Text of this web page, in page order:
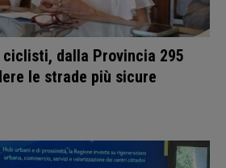
dalla Provincia 295
le strade più sicure